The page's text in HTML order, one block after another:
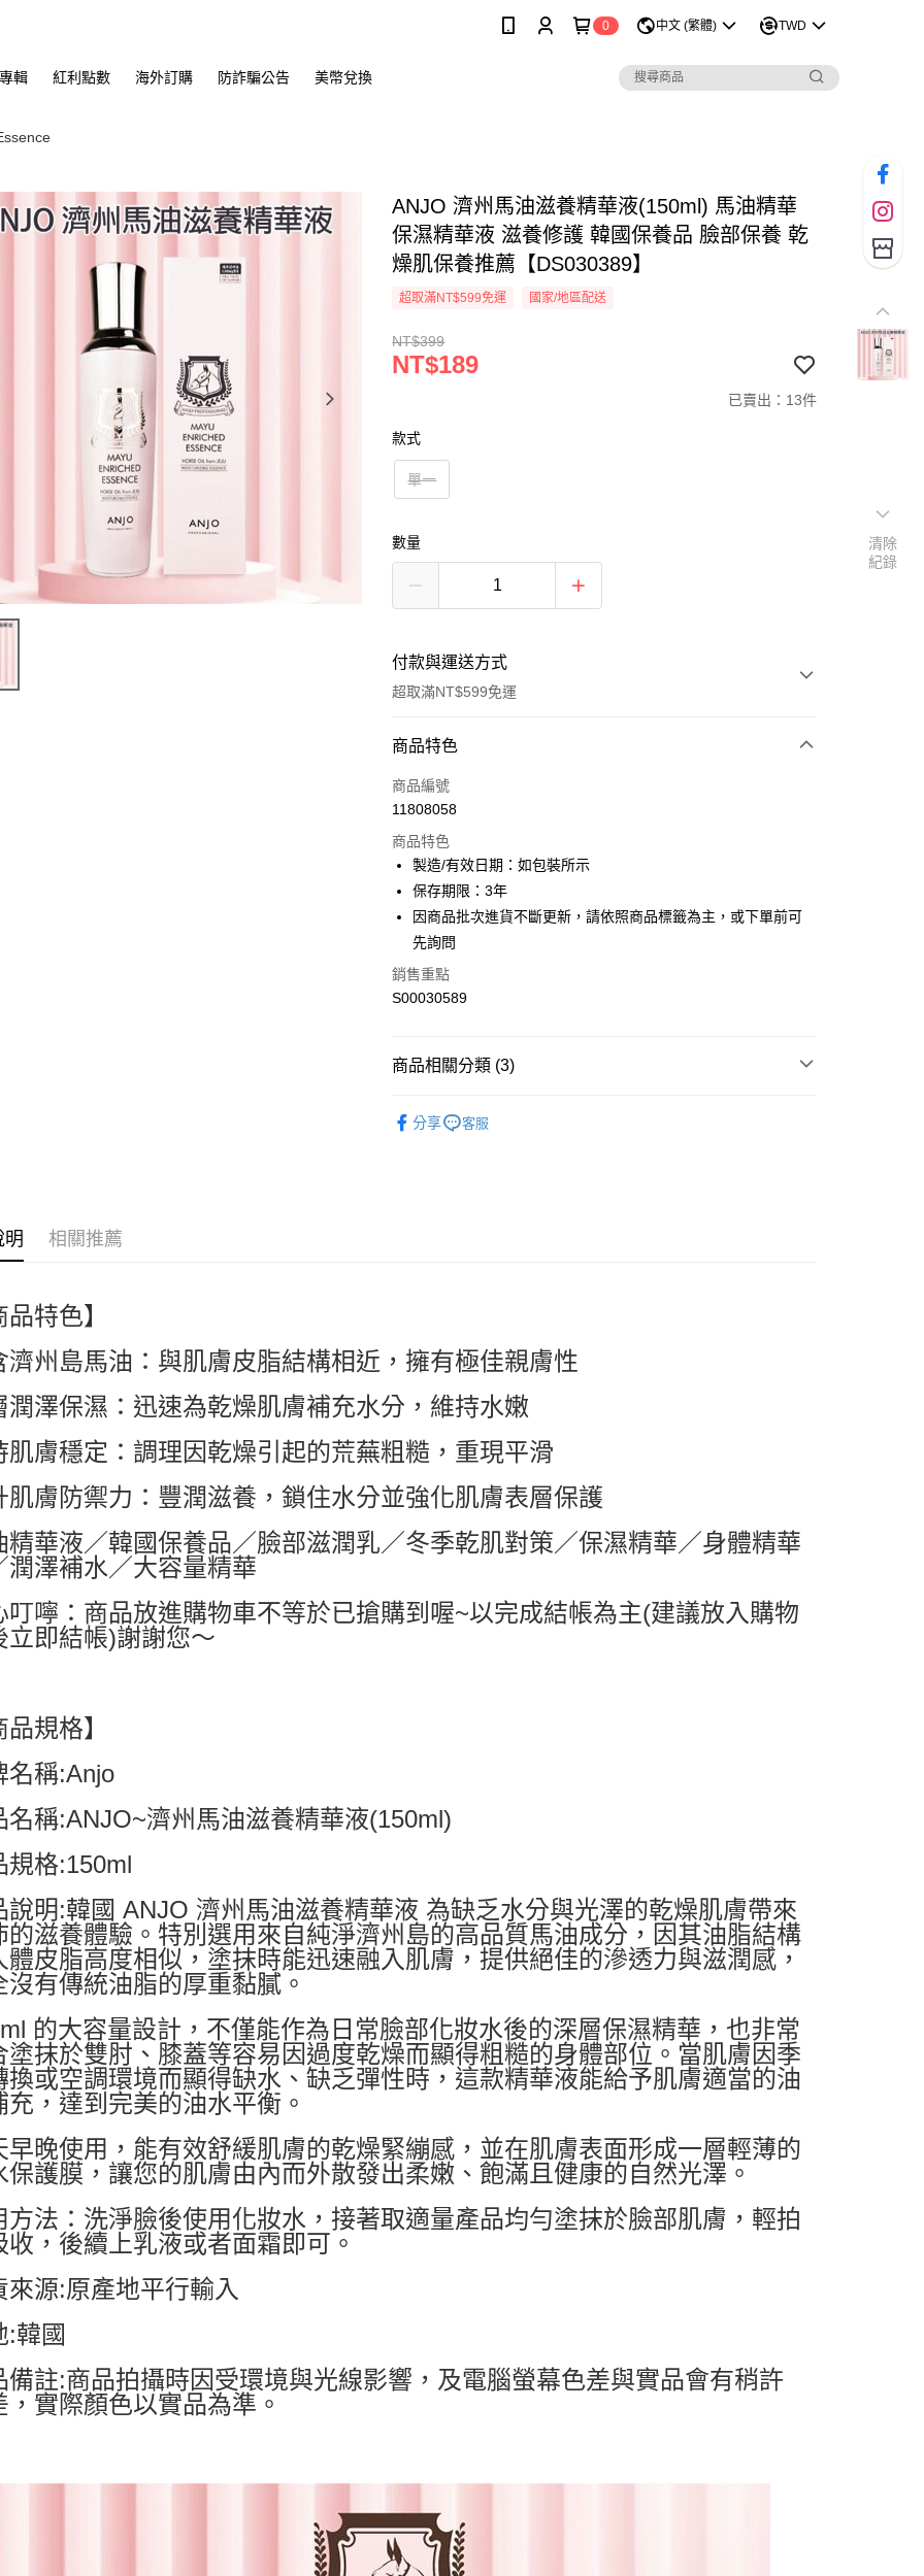
0 中文 (繁體) TWD
輯 紅利點數 海外訂購 防詐騙公告 美幣兌換
ANJO 濟州馬油滋養精華液(150ml) 馬油精華
保濕精華液 滋養修護 韓國保養品 臉部保養 乾
燥肌保養推薦【DS030389】
超取滿NT$599免運 國家/地區配送
NT$399
NT$189
已賣出：13件
款式
單一
數量
付款與運送方式
超取滿NT$599免運
付款方式
信用卡一次付款
LINE Pay
Apple Pay
街口支付
全盈+PAY
運送方式
全家付款取貨
每筆NT$60，滿NT$599(含以上)免運費
付款後7-11取貨
宅配
每筆NT$80，滿NT$799(含以上)免運費
商品特色
商品編號
11808058
商品特色
製造/有效日期：如包裝所示
保存期限：3年
因商品批次進貨不斷更新，請依照商品標籤為主，或下單前可
先詢問
銷售重點
S00030589
商品相關分類 (3)
分享 客服
明 相關推薦
品特色】
濟州島馬油：與肌膚皮脂結構相近，擁有極佳親膚性
潤澤保濕：迅速為乾燥肌膚補充水分，維持水嫩
肌膚穩定：調理因乾燥引起的荒蕪粗糙，重現平滑
肌膚防禦力：豐潤滋養，鎖住水分並強化肌膚表層保護
精華液／韓國保養品／臉部滋潤乳／冬季乾肌對策／保濕精華／身體精華
潤澤補水／大容量精華
叮嚀：商品放進購物車不等於已搶購到喔~以完成結帳為主(建議放入購物
立即結帳)謝謝您～
品規格】
名稱:Anjo
名稱:ANJO~濟州馬油滋養精華液(150ml)
規格:150ml
說明:韓國 ANJO 濟州馬油滋養精華液 為缺乏水分與光澤的乾燥肌膚帶來
的滋養體驗。特別選用來自純淨濟州島的高品質馬油成分，因其油脂結構
體皮脂高度相似，塗抹時能迅速融入肌膚，提供絕佳的滲透力與滋潤感，
沒有傳統油脂的厚重黏膩。
的大容量設計，不僅能作為日常臉部化妝水後的深層保濕精華，也非常
塗抹於雙肘、膝蓋等容易因過度乾燥而顯得粗糙的身體部位。當肌膚因季
換或空調環境而顯得缺水、缺乏彈性時，這款精華液能給予肌膚適當的油
充，達到完美的油水平衡。
早晚使用，能有效舒緩肌膚的乾燥緊繃感，並在肌膚表面形成一層輕薄的
保護膜，讓您的肌膚由內而外散發出柔嫩、飽滿且健康的自然光澤。
方法：洗淨臉後使用化妝水，接著取適量產品均勻塗抹於臉部肌膚，輕拍
收，後續上乳液或者面霜即可。
來源:原產地平行輸入
:韓國
備註:商品拍攝時因受環境與光線影響，及電腦螢幕色差與實品會有稍許
，實際顏色以實品為準。
清除
紀錄